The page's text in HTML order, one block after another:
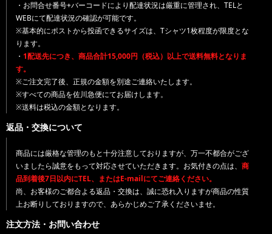
・お問合せ番号+バーコードにより配達状況は厳重に管理され、TELと
WEBにて配達状況の確認が可能です。
※基本的にポストから投函できるサイズは、Tシャツ1枚程度が限度とな
ります。
・ 1配送先につき、商品合計15,000円（税込）以上で送料無料となりま
す。
※ご注文完了後、正規の金額を別途ご連絡いたします。
※すべての商品を佐川急便にてお届けします。
※送料は税込の金額となります。
返品・交換について
商品には厳格な管理のもと十分注意しておりますが、万一不都合がござ
いましたら誠意をもって対応させていただきます。お気付きの点は、 商
品到着後7日以内にTEL、またはE-mailにてご連絡ください。
尚、お客様のご都合よる返品・交換は、誠に恐れ入りますが商品の性質
上お断りしておりますので、あらかじめご了承くださいませ。
注文方法・お問い合わせ